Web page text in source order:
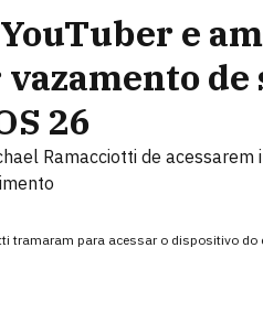
e
de
26
Ramacciotti de
tramaram para acessar o dispositivo